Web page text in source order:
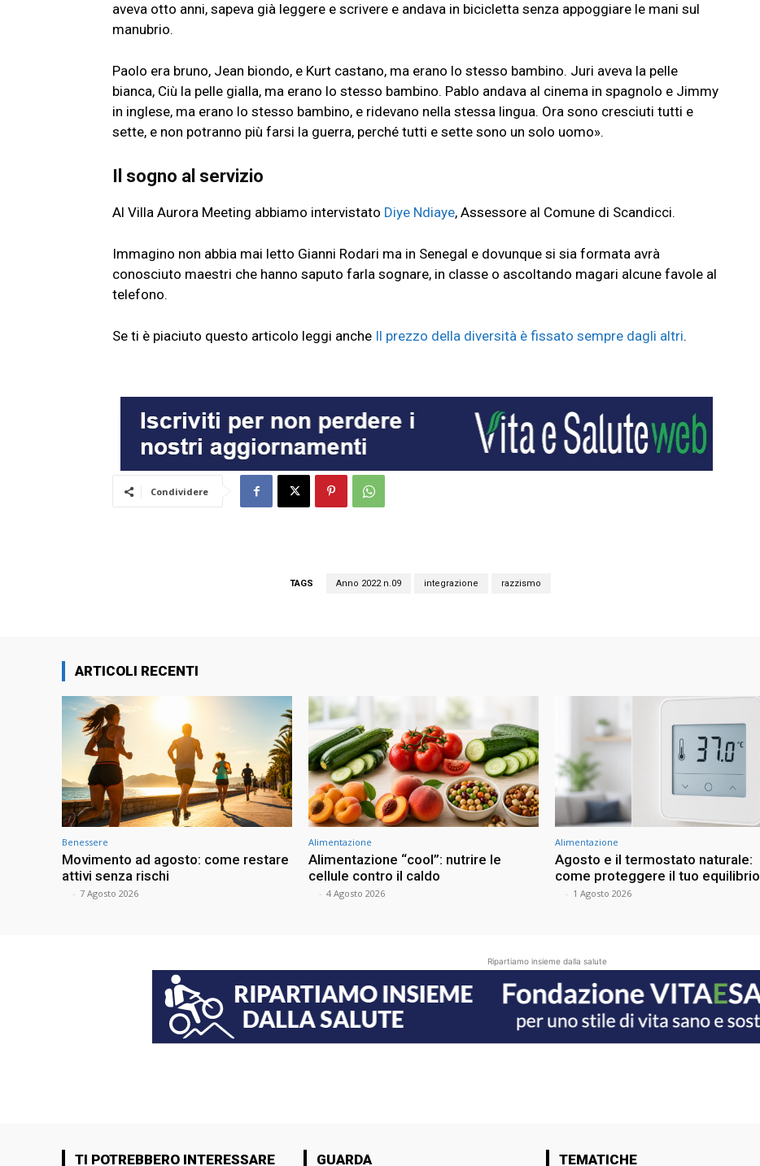
aveva otto anni, sapeva già leggere e scrivere e andava in bicicletta senza appoggiare le mani sul
manubrio.
Paolo era bruno, Jean biondo, e Kurt castano, ma erano lo stesso bambino. Juri aveva la pelle
bianca, Ciù la pelle gialla, ma erano lo stesso bambino. Pablo andava al cinema in spagnolo e Jimmy
in inglese, ma erano lo stesso bambino, e ridevano nella stessa lingua. Ora sono cresciuti tutti e
sette, e non potranno più farsi la guerra, perché tutti e sette sono un solo uomo».
Il sogno al servizio
Al Villa Aurora Meeting abbiamo intervistato Diye Ndiaye, Assessore al Comune di Scandicci.
Immagino non abbia mai letto Gianni Rodari ma in Senegal e dovunque si sia formata avrà
conosciuto maestri che hanno saputo farla sognare, in classe o ascoltando magari alcune favole al
telefono.
Se ti è piaciuto questo articolo leggi anche Il prezzo della diversità è fissato sempre dagli altri.
Condividere
TAGS Anno 2022 n.09 integrazione razzismo
ARTICOLI RECENTI
Benessere
Movimento ad agosto: come restare
attivi senza rischi
- 7 Agosto 2026
Alimentazione
Alimentazione “cool”: nutrire le
cellule contro il caldo
- 4 Agosto 2026
Alimentazione
Agosto e il termostato naturale:
come proteggere il tuo equilibrio
- 1 Agosto 2026
Ripartiamo insieme dalla salute
TI POTREBBERO INTERESSARE GUARDA TEMATICHE